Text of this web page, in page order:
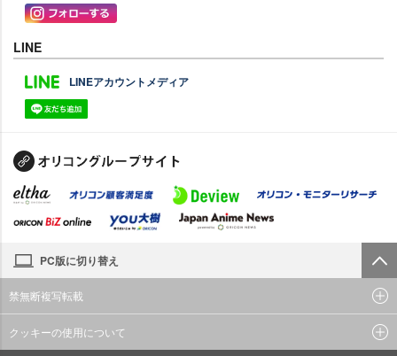
LINE
LINEアカウントメディア
PC版に切り替え
禁無断複写転載
クッキーの使用について